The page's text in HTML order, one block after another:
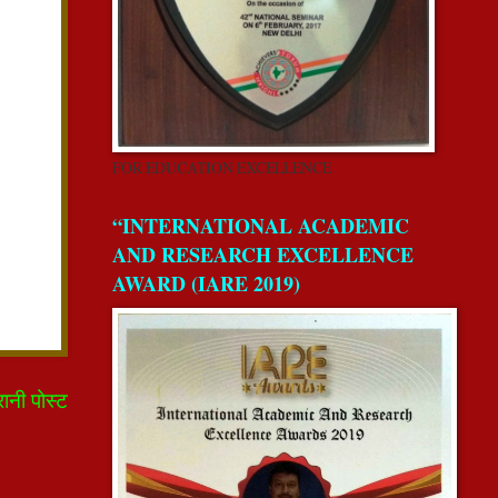
पोस्ट
FOR EDUCATION EXCELLENCE
“INTERNATIONAL ACADEMIC
AND RESEARCH EXCELLENCE
AWARD (IARE 2019)